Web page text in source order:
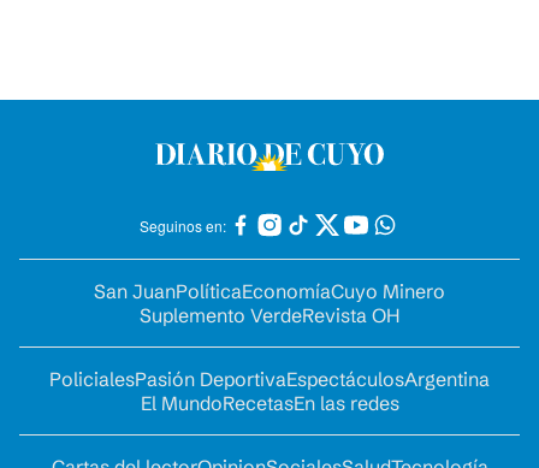
Seguinos en:
San JuanPolíticaEconomíaCuyo Minero
Suplemento VerdeRevista OH
PolicialesPasión DeportivaEspectáculosArgentina
El MundoRecetasEn las redes